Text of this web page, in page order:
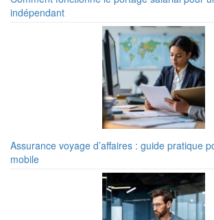
indépendant
Assurance voyage d’affaires : guide pratique
mobile